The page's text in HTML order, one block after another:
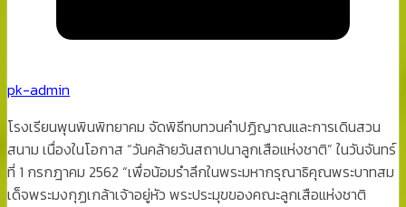
pk-admin
โรงเรียนพุนพินพิทยาคม จัดพิธีทบทวนคำปฏิญาณและการเดินสวน
สนาม เนื่องในโอกาส “วันคล้ายวันสถาปนาลูกเสือแห่งชาติ” ในวันจันทร์
ที่ 1 กรกฎาคม 2562 “เพื่อน้อมรำลึกในพระมหากรุณาธิคุณพระบาทสม
เด็จพระมงกุฏเกล้าเจ้าอยู่หัว พระประมุขของคณะลูกเสือแห่งชาติ